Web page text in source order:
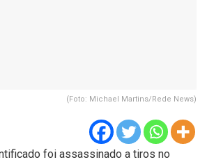
(Foto: Michael Martins/Rede News)
foi assassinado a tiros no